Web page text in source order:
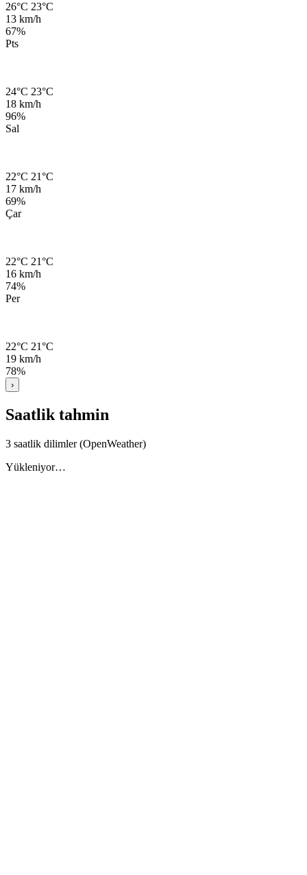
26°C 23°C
13 km/h
67%
Pts
24°C 23°C
18 km/h
96%
Sal
22°C 21°C
17 km/h
69%
Çar
22°C 21°C
16 km/h
74%
Per
22°C 21°C
19 km/h
78%
›
Saatlik tahmin
3 saatlik dilimler (OpenWeather)
Yükleniyor…